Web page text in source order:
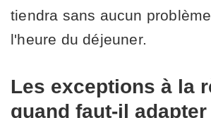
tiendra sans aucun
l'heure du déjeuner.
Les exceptions à la
quand faut-il adapter